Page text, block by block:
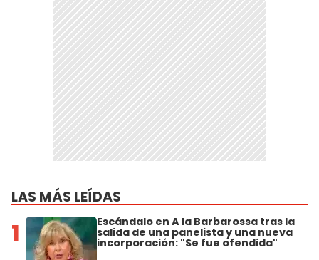
LAS MÁS LEÍDAS
1 Escándalo en A la Barbarossa tras la
salida de una panelista y una nueva
incorporación: "Se fue ofendida"